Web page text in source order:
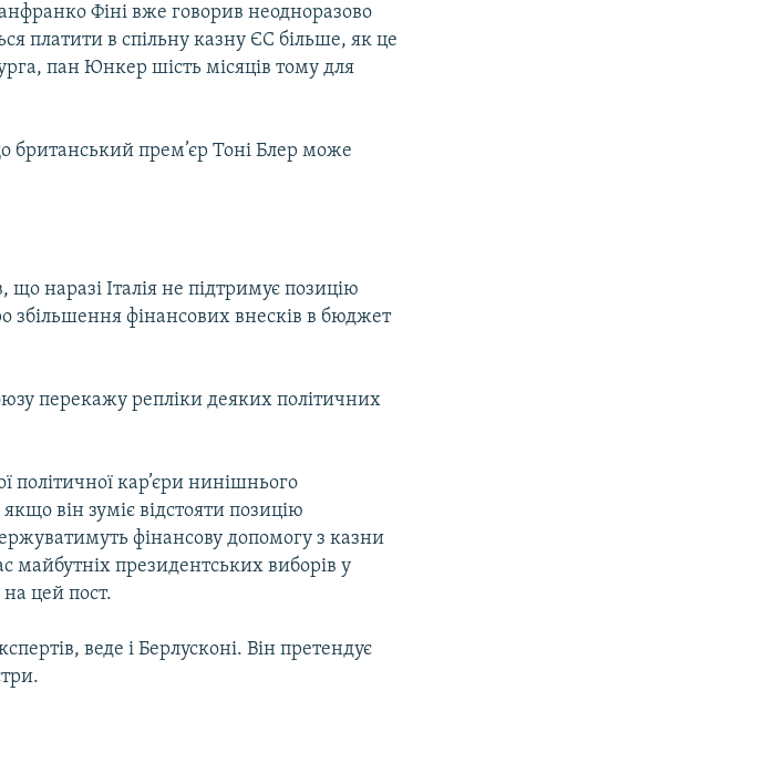
Фіні вже говорив неодноразово
платити в спільну казну ЄС більше, як це
пан Юнкер шість місяців тому для
британський прем’єр Тоні Блер може
наразі Італія не підтримує позицію
збільшення фінансових внесків в бюджет
перекажу репліки деяких політичних
кар’єри нинішнього
він зуміє відстояти позицію
фінансову допомогу з казни
президентських виборів у
цей пост.
веде і Берлусконі. Він претендує